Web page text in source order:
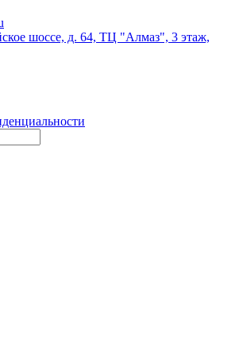
шоссе, д. 64, ТЦ "Алмаз", 3 этаж,